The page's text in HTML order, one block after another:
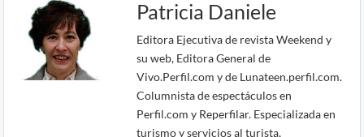
Patricia Daniele
Editora Ejecutiva de revista Weekend y
su web, Editora General de
Vivo.Perfil.com y de Lunateen.perfil.com.
Columnista de espectáculos en
Perfil.com y Reperfilar. Especializada en
turismo y servicios al turista,